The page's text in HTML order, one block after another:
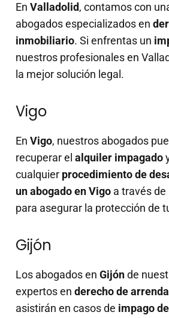
En Valladolid, contamos con
abogados especializados en
inmobiliario. Si enfrentas un
nuestros profesionales en
la mejor solución legal.
Vigo
En Vigo, nuestros abogados
recuperar el alquiler impagado
cualquier procedimiento de
un abogado en Vigo a través
para asegurar la protección de
Gijón
Los abogados en Gijónde
expertos en derecho de
asistirán en casos de impago